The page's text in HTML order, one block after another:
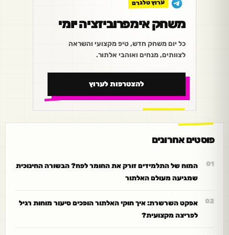
ערוץ טלגרם
משחק אימפרוביזציה יומי
כל יום משחק חדש, טיפ מקצועי והשראה
לצוותים, מנחים ואוהבי אלתור.
להצטרפות לערוץ
פוסטים אחרונים
המוח של התלמידים זורק את החומר לפח? הבשורה החינוכית
שמגיעה מעולם האלתור
אפקט השרשרת: איך חוקי האלתור הופכים סיעור מוחות רגיל
לפריצה מקצועית?